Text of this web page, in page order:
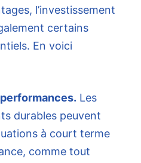
l’investissement
certains
En voici
Les
durables peuvent
à court terme
comme tout